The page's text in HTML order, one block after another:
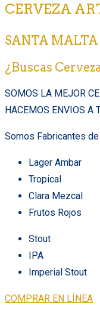
CERVEZA
SANTA MALTA
¿Buscas
SOMOS LA MEJOR
HACEMOS ENVIOS A
Somos Fabricantes
Lager Ambar
Tropical
Clara Mezcal
Frutos Rojos
Stout
IPA
Imperial Stout
COMPRAR EN LÍNEA